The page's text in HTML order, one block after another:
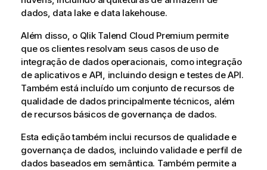
dados, data lake e data lakehouse.
Além disso, o Qlik Talend Cloud Premium permite
que os clientes resolvam seus casos de uso de
integração de dados operacionais, como integração
de aplicativos e API, incluindo design e testes de API.
Também está incluído um conjunto de recursos de
qualidade de dados principalmente técnicos, além
de recursos básicos de governança de dados.
Esta edição também inclui recursos de qualidade e
governança de dados, incluindo validade e perfil de
dados baseados em semântica. Também permite a